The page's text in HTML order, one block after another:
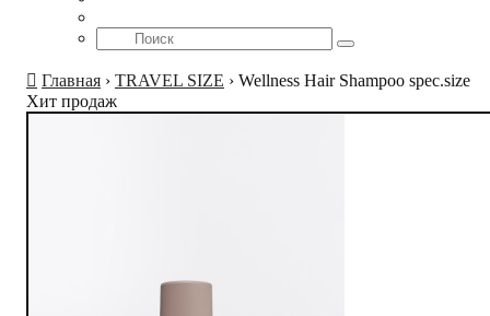
Главная › TRAVEL SIZE › Wellness Hair Shampoo spec.size
Хит продаж